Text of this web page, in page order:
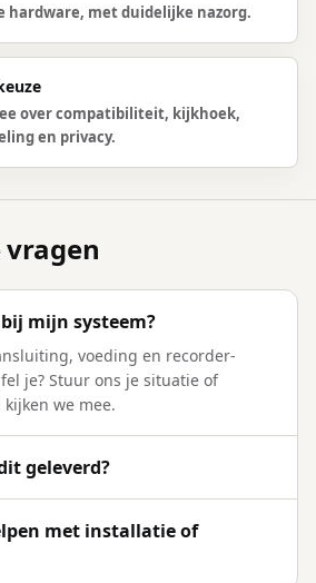
hardware, met duidelijke nazorg.
over compatibiliteit, kijkhoek,
en privacy.
vragen
mijn systeem?
voeding en recorder-
je? Stuur ons je situatie of
we mee.
geleverd?
met installatie of